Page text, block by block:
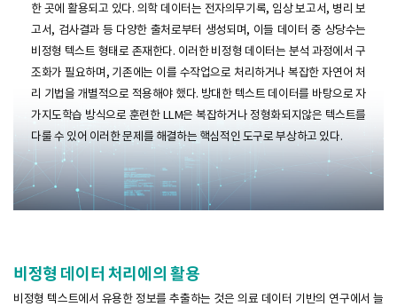
한 곳에 활용되고 있다. 의학 데이터는 전자의무기록, 임상 보고서, 병리 보
고서, 검사결과 등 다양한 출처로부터 생성되며, 이들 데이터 중 상당수는
비정형 텍스트 형태로 존재한다. 이러한 비정형 데이터는 분석 과정에서 구
조화가 필요하며, 기존에는 이를 수작업으로 처리하거나 복잡한 자연어 처
리 기법을 개별적으로 적용해야 했다. 방대한 텍스트 데이터를 바탕으로 자
가지도학습 방식으로 훈련한 LLM은 복잡하거나 정형화되지않은 텍스트를
다룰 수 있어 이러한 문제를 해결하는 핵심적인 도구로 부상하고 있다.
비정형 데이터 처리에의 활용
비정형 텍스트에서 유용한 정보를 추출하는 것은 의료 데이터 기반의 연구에서 늘